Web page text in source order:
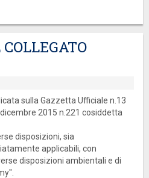
sulla Gazzetta Ufficiale n.13
2015 n.221 cosiddetta
disposizioni, sia
applicabili, con
disposizioni ambientali e di